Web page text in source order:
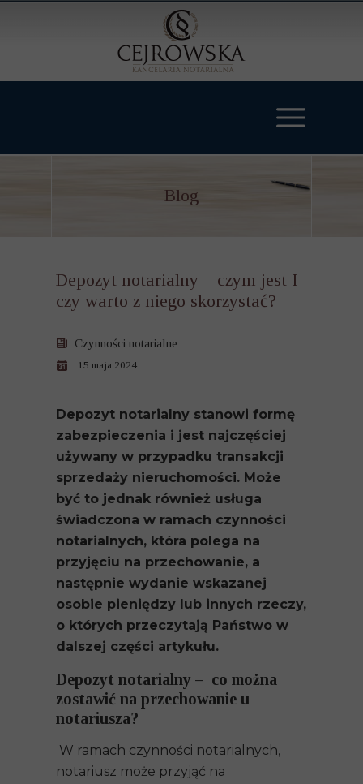
Blog
15 maja 2024
Czynności notarialne
Depozyt notarialny – czym jest I
czy warto z niego skorzystać?
Depozyt notarialny stanowi formę
zabezpieczenia i jest najczęściej
używany w przypadku transakcji
sprzedaży nieruchomości. Może
być to jednak również usługa
świadczona w ramach czynności
notarialnych, która polega na
przyjęciu na przechowanie, a
następnie wydanie wskazanej
osobie pieniędzy lub innych rzeczy,
o których przeczytają Państwo w
dalszej części artykułu.
Depozyt notarialny – co można
zostawić na przechowanie u
notariusza?
W ramach czynności notarialnych,
notariusz może przyjąć na